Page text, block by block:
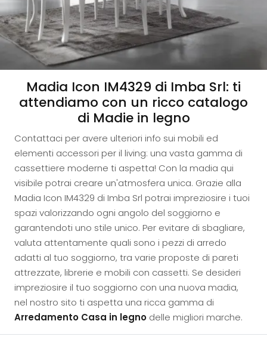
Madia Icon IM4329 di Imba Srl: ti
attendiamo con un ricco catalogo
di Madie in legno
Contattaci per avere ulteriori info sui mobili ed
elementi accessori per il living: una vasta gamma di
cassettiere moderne ti aspetta! Con la madia qui
visibile potrai creare un'atmosfera unica. Grazie alla
Madia Icon IM4329 di Imba Srl potrai impreziosire i tuoi
spazi valorizzando ogni angolo del soggiorno e
garantendoti uno stile unico. Per evitare di sbagliare,
valuta attentamente quali sono i pezzi di arredo
adatti al tuo soggiorno, tra varie proposte di pareti
attrezzate, librerie e mobili con cassetti. Se desideri
impreziosire il tuo soggiorno con una nuova madia,
nel nostro sito ti aspetta una ricca gamma di
Arredamento Casa in legno delle migliori marche.